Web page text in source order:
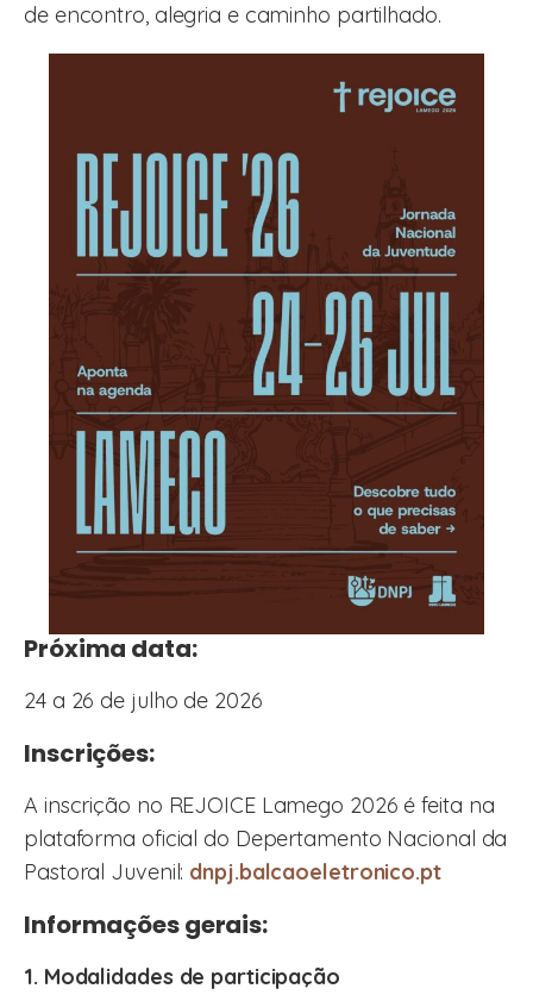
de encontro, alegria e caminho partilhado.
Próxima data:
24 a 26 de julho de 2026
Inscrições:
A inscrição no REJOICE Lamego 2026 é feita na
plataforma oficial do Depertamento Nacional da
Pastoral Juvenil: dnpj.balcaoeletronico.pt
Informações gerais:
1. Modalidades de participação